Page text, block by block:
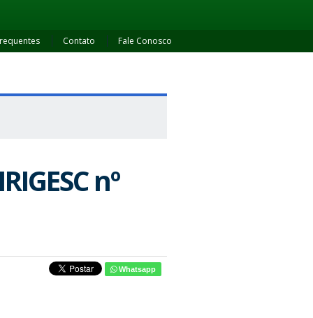
Contato Fale Conosco
nº
Whatsapp